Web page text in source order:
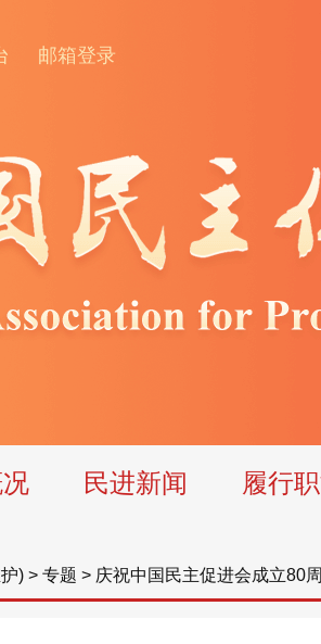
邮箱登录
民进新闻 履行
) > 专题 > 庆祝中国民主促进会成立80